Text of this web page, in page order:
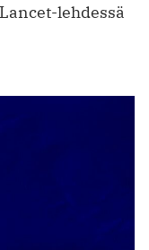
lehdessä